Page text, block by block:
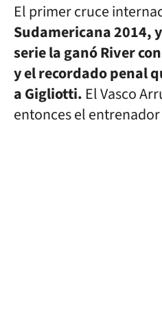
El primer cruce
Sudamericana 2014,
serie la ganó River
y el recordado penal
a Gigliotti. El Vasco
entonces el entrenador